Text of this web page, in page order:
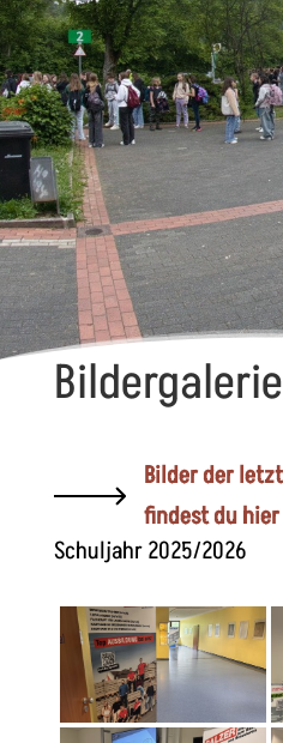
Bildergalerie
Bilder der
findest du hier
Schuljahr 2025/2026